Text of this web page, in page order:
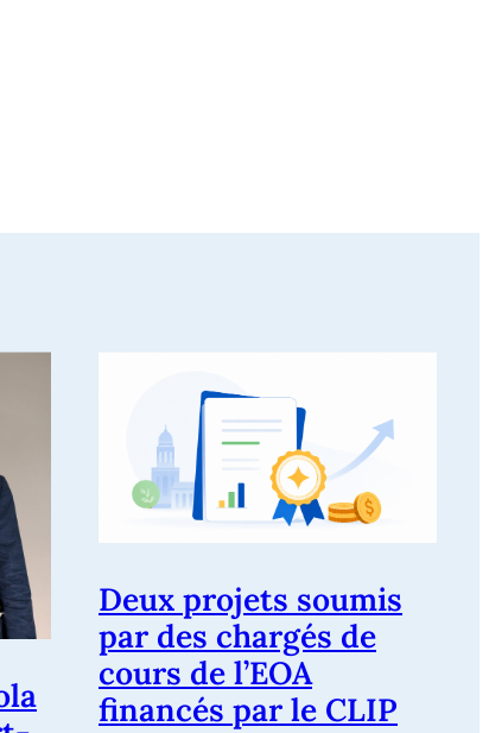
Deux projets soumis
par des chargés de
cours de l’EOA
financés par le CLIP